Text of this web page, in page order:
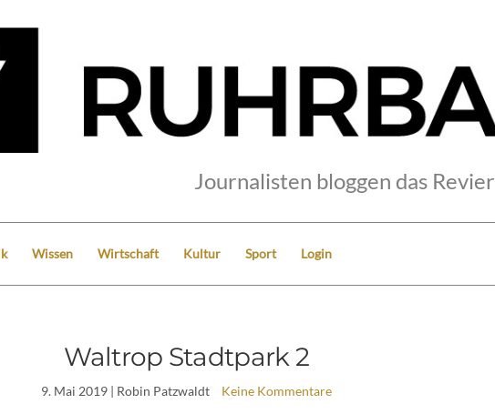
Journalisten bloggen das Revier
Wissen Wirtschaft Kultur Sport Login
Waltrop Stadtpark 2
9. Mai 2019 | Robin Patzwaldt Keine Kommentare